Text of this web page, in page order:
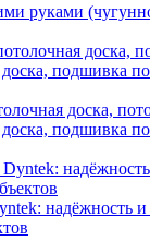
руками
доска,
подшивка
надёжность